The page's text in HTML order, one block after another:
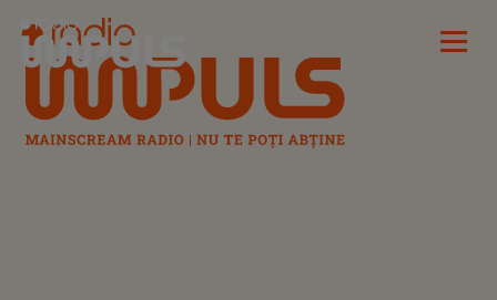
Radio Impuls